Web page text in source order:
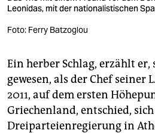
Leonidas, mit der nationalistischen
Foto: Ferry Batzoglou
Ein herber Schlag, erzählt er,
gewesen, als der Chef seiner
2011, auf dem ersten
Griechenland, entschied,
Dreiparteienregierung in